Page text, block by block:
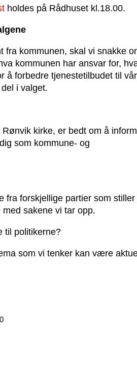
holdes på Rådhuset kl.18.00.
fra kommunen, skal vi snakke
kommunen har ansvar for,
å forbedre tjenestetilbudet til vår
i valget.
kirke, er bedt om å
som kommune- og
fra forskjellige partier som
sakene vi tar opp.
til politikerne?
som vi tenker kan være